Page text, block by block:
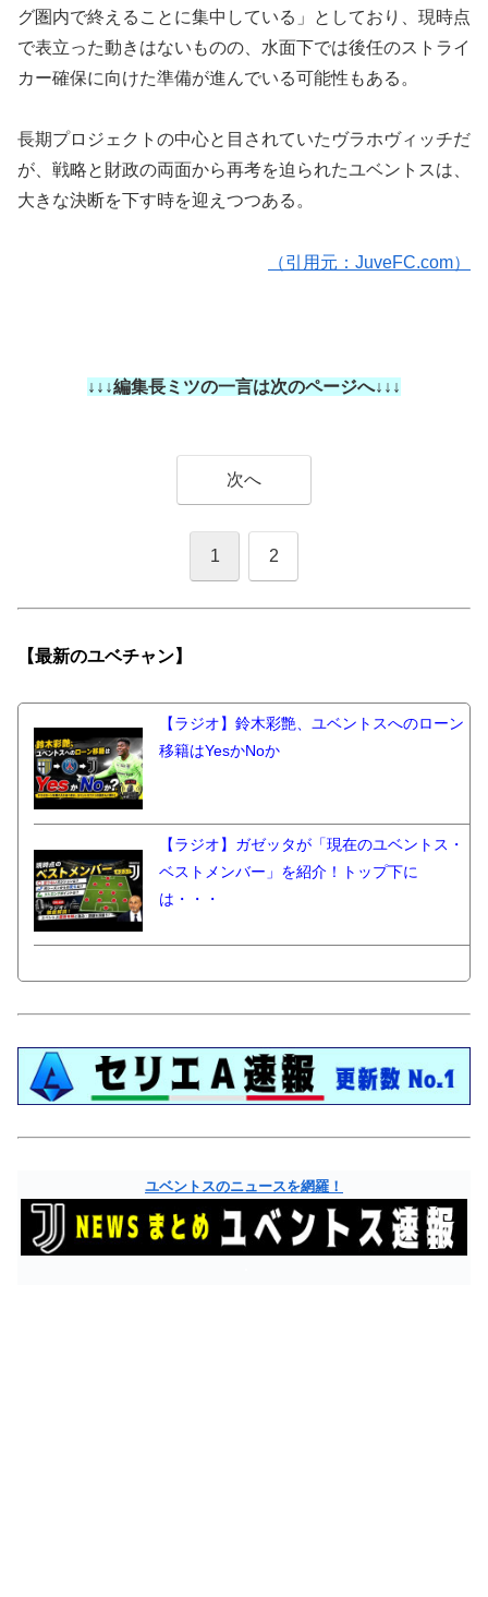
グ圏内で終えることに集中している」としており、現時点
で表立った動きはないものの、水面下では後任のストライ
カー確保に向けた準備が進んでいる可能性もある。
長期プロジェクトの中心と目されていたヴラホヴィッチだ
が、戦略と財政の両面から再考を迫られたユベントスは、
大きな決断を下す時を迎えつつある。
（引用元：JuveFC.com）
↓↓↓編集長ミツの一言は次のページへ↓↓↓
次へ
1 2
【最新のユベチャン】
【ラジオ】鈴木彩艶、ユベントスへのローン
移籍はYesかNoか
【ラジオ】ガゼッタが「現在のユベントス・
ベストメンバー」を紹介！トップ下に
は・・・
ユベントスのニュースを網羅！